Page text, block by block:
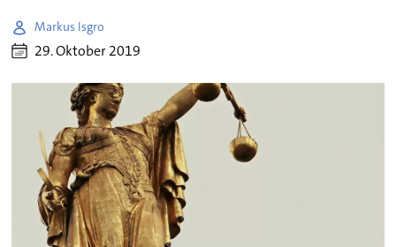
Markus Isgro
29. Oktober 2019